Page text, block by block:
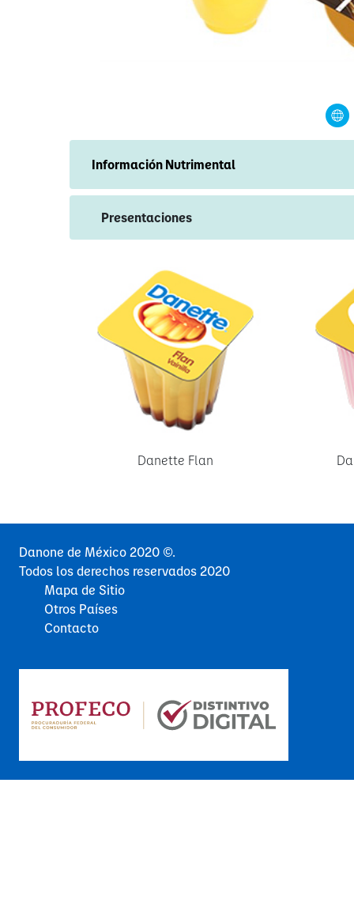
Información Nutrimental
Presentaciones
Danette Flan
Danone de México 2020 ©.
Todos los derechos reservados 2020
Mapa de Sitio
Otros Países
Contacto